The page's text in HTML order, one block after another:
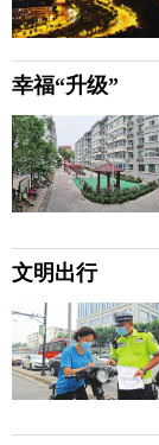
幸福“升级”
文明出行